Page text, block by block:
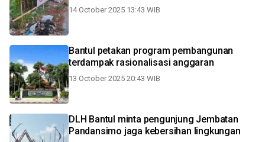
14 October 2025 13:43 WIB
Bantul petakan program pembangunan
terdampak rasionalisasi anggaran
13 October 2025 20:43 WIB
DLH Bantul minta pengunjung Jembatan
Pandansimo jaga kebersihan lingkungan